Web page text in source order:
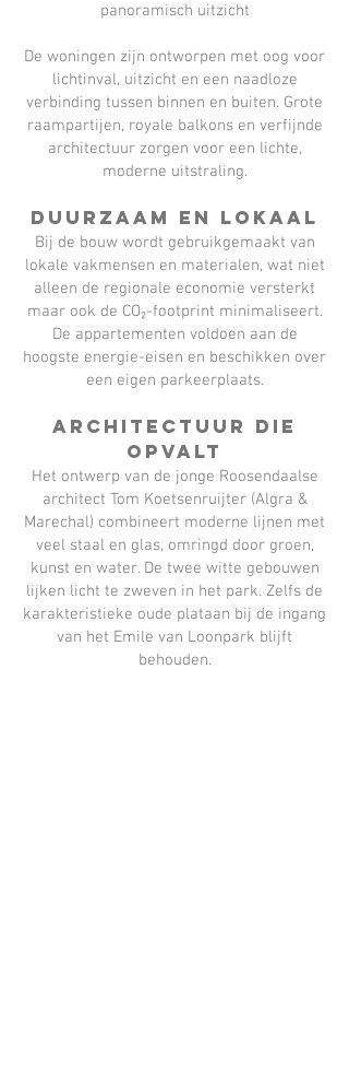
panoramisch uitzicht
De woningen zijn ontworpen met oog voor
lichtinval, uitzicht en een naadloze
verbinding tussen binnen en buiten. Grote
raampartijen, royale balkons en verfijnde
architectuur zorgen voor een lichte,
moderne uitstraling.
Duurzaam en lokaal
Bij de bouw wordt gebruikgemaakt van
lokale vakmensen en materialen, wat niet
alleen de regionale economie versterkt
maar ook de CO₂-footprint minimaliseert.
De appartementen voldoen aan de
hoogste energie-eisen en beschikken over
een eigen parkeerplaats.
Architectuur die
opvalt
Het ontwerp van de jonge Roosendaalse
architect Tom Koetsenruijter (Algra &
Marechal) combineert moderne lijnen met
veel staal en glas, omringd door groen,
kunst en water. De twee witte gebouwen
lijken licht te zweven in het park. Zelfs de
karakteristieke oude plataan bij de ingang
van het Emile van Loonpark blijft
behouden.